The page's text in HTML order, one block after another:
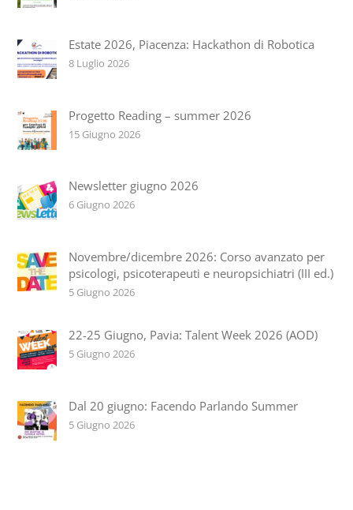
Estate 2026, Piacenza: Hackathon di Robotica
8 Luglio 2026
Progetto Reading – summer 2026
15 Giugno 2026
Newsletter giugno 2026
6 Giugno 2026
Novembre/dicembre 2026: Corso avanzato per
psicologi, psicoterapeuti e neuropsichiatri (III ed.)
5 Giugno 2026
22-25 Giugno, Pavia: Talent Week 2026 (AOD)
5 Giugno 2026
Dal 20 giugno: Facendo Parlando Summer
5 Giugno 2026